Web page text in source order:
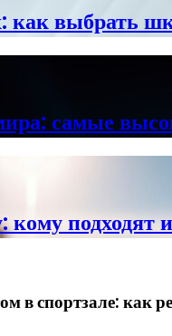
как выбрать
самые
кому подходят
в спортзале: